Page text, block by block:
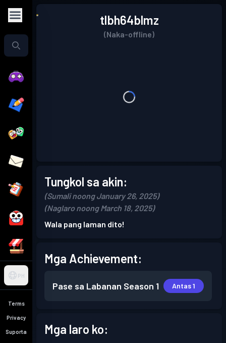
PH
Terms
Privacy
Suporta
tlbh64blmz
(Naka-offline)
Tungkol sa akin:
(Sumali noong January 26, 2025)
(Naglaro noong March 18, 2025)
Wala pang laman dito!
Mga Achievement:
Pase sa Labanan Season 1 Antas 1
Mga laro ko: